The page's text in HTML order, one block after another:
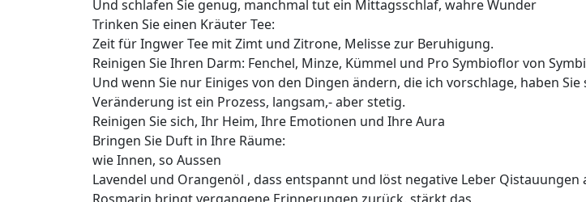
Und schlafen Sie genug, manchmal tut ein Mittagsschlaf, wahre Wunder
Trinken Sie einen Kräuter Tee:
Zeit für Ingwer Tee mit Zimt und Zitrone, Melisse zur Beruhigung.
Reinigen Sie Ihren Darm: Fenchel, Minze, Kümmel und Pro Symbioflor von
Und wenn Sie nur Einiges von den Dingen ändern, die ich vorschlage, haben
Veränderung ist ein Prozess, langsam,- aber stetig.
Reinigen Sie sich, Ihr Heim, Ihre Emotionen und Ihre Aura
Bringen Sie Duft in Ihre Räume:
wie Innen, so Aussen
Lavendel und Orangenöl , dass entspannt und löst negative Leber Qistauungen